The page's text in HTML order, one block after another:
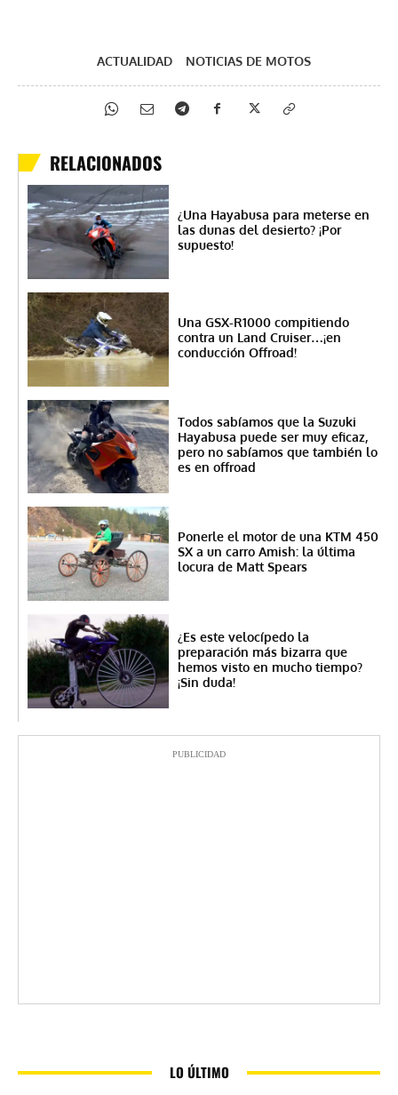
ACTUALIDAD NOTICIAS DE MOTOS
RELACIONADOS
¿Una Hayabusa para meterse en
las dunas del desierto? ¡Por
supuesto!
Una GSX-R1000 compitiendo
contra un Land Cruiser…¡en
conducción Offroad!
Todos sabíamos que la Suzuki
Hayabusa puede ser muy eficaz,
pero no sabíamos que también lo
es en offroad
Ponerle el motor de una KTM 450
SX a un carro Amish: la última
locura de Matt Spears
¿Es este velocípedo la
preparación más bizarra que
hemos visto en mucho tiempo?
¡Sin duda!
PUBLICIDAD
LO ÚLTIMO